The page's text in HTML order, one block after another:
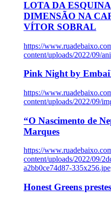
LOTA DA
DIMENSÃO NA
VÍTOR SOBRAL
https://
content/uploads/2022/09/
Pink Night by
https://
content/uploads/2022/09/
“O Nascimento de
Marques
https://
content/uploads/2022/09/
a2bb0ce74d87-
Honest Greens